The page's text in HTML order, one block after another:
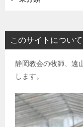
このサイトについて
静岡教会の牧師、遠
します。